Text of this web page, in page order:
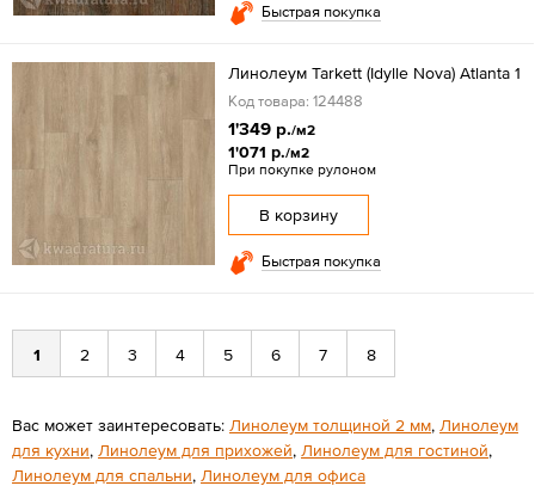
Быстрая покупка
Линолеум Tarkett (Idylle Nova) Atlanta 1
Код товара: 124488
1'349 р./м2
1'071 р./м2
При покупке рулоном
В корзину
Быстрая покупка
1 2 3 4 5 6 7 8
Вас может заинтересовать: Линолеум толщиной 2 мм, Линолеум
для кухни, Линолеум для прихожей, Линолеум для гостиной,
Линолеум для спальни, Линолеум для офиса